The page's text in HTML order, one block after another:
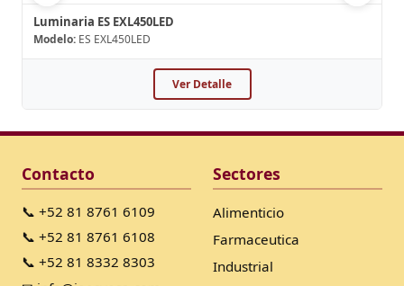
Luminaria ES EXL450LED
Modelo: ES EXL450LED
Ver Detalle
Contacto
📞 +52 81 8761 6109
📞 +52 81 8761 6108
📞 +52 81 8332 8303
Sectores
Alimenticio
Farmaceutica
Industrial